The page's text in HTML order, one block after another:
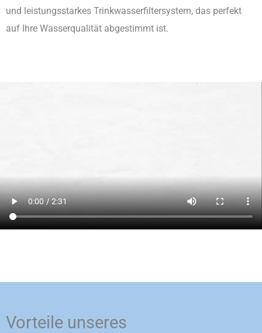
und leistungsstarkes Trinkwasserfiltersystem, das perfekt
auf Ihre Wasserqualität abgestimmt ist.
Vorteile unseres